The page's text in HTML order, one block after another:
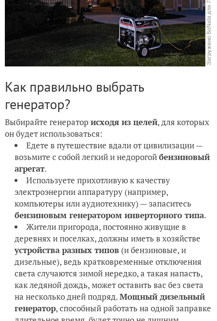
Как правильно выбрать
генератор?
Выбирайте генератор исходя из целей, для которых
он будет использоваться:
Едете в путешествие вдали от цивилизации —
возьмите с собой легкий и недорогойбензиновый
агрегат.
Используете прихотливую к качеству
электроэнергии аппаратуру (например,
компьютеры или аудиотехнику) — запаситесь
бензиновым генератором инверторного типа.
Жители пригорода, постоянно живущие в
деревнях и поселках, должны иметь в хозяйстве
устройства разных типов (и бензиновые, и
дизельные), ведь кратковременные отключения
света случаются зимой нередко, а такая напасть,
как ледяной дождь, может оставить вас без света
на несколько дней подряд.Мощный дизельный
генератор, способный работать на одной заправке